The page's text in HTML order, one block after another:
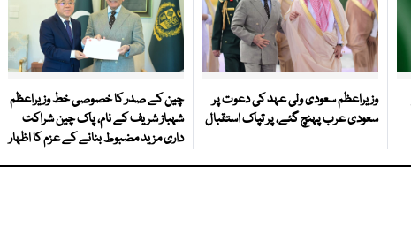
وزیراعظم سعودی ولی عہد کی دعوت پر
سعودی عرب پہنچ گئے، پر تپاک استقبال
چین کے صدر کا خصوصی خط وزیراعظم
شہباز شریف کے نام، پاک چین شراکت
داری مزید مضبوط بنانے کے عزم کا اظہار